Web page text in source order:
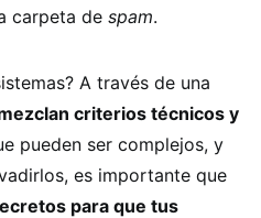
carpeta de spam.
A través de una
criterios técnicos y
pueden ser complejos, y
es importante que
para que tus